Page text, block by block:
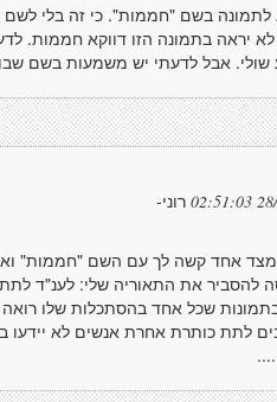
בשם "חממות". כי זה בלי לשם
לא יראה בתמונה הזו דווקא
שולי. אבל לדעתי יש משמעות בשם
28/ רוני-
אחד קשה לך עם השם "חממות"
להסביר את התאוריה שלי: לענ"ד
בתמונות שכל אחד בהסתכלות שלו
לתת כותרת אחרת אנשים לא